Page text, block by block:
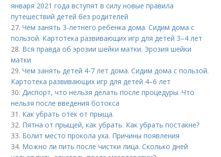
января 2021 года вступят в силу новые правила
путешествий детей без родителей
27.Чем занять 3-летнего ребенка дома. Сидим дома с
пользой. Картотека развивающих игр для детей 3–4 лет
28. Вся правда об эрозии шейки матки. Эрозия шейки
матки
29.Чем занять детей 4-7 лет дома. Сидим дома с пользой.
Картотека развивающих игр для детей 4–6 лет
30.Диспорт, что нельзя делать после процедуры. Что
нельзя после введения ботокса
31. Как убрать отек от прыща.
32. Пятна от прыщей, как убрать. Как убрать постакне?
33. Болит место прокола уха. Причины появления
34. Можно ли пить после чистки лица. Сколько дней